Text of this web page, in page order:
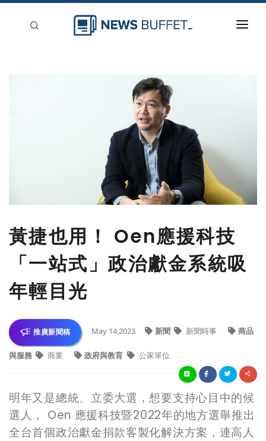
黃捷也用！ Oen應援科技
「一站式」政治獻金系統吸
年輕目光
推廣新聞稿 May 14,2023 新聞 新聞時事 商品
與服務 商業 政府與教育 公家單位
明年又是總統、立委大選，想要支持心目中的候
選人， Oen 應援科技暨2022年的地方選舉推出
全台首個政治獻金捐款客製化解決方案， 連高人